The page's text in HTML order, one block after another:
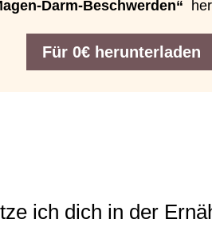
Darm-Beschwerden“
Für 0€ herunterladen
ich dich in der